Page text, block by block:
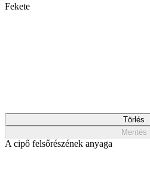
Fekete
Törlés
Mentés
A cipő felsőrészének anyaga